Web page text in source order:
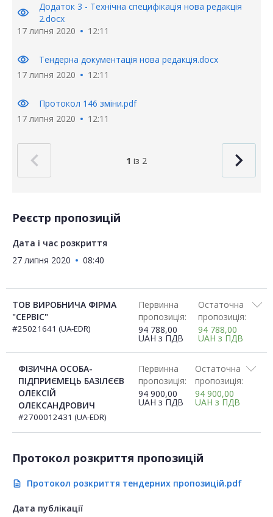
visibility
Додаток 3 - Технічна специфікація нова редакція
2.docx
17 липня 2020
12:11
visibility
Тендерна документація нова редакція.docx
17 липня 2020
12:11
visibility
Протокол 146 зміни.pdf
17 липня 2020
12:11
1 із 2
Реєстр пропозицій
Дата і час розкриття
27 липня 2020
08:40
ТОВ ВИРОБНИЧА ФІРМА
"СЕРВІС"
#25021641 (UA-EDR)
Первинна
пропозиція:
94 788,00
UAH з ПДВ
Остаточна
пропозиція:
94 788,00
UAH з ПДВ
ФІЗИЧНА ОСОБА-
ПІДПРИЄМЕЦЬ БАЗІЛЄЄВ
ОЛЕКСІЙ
ОЛЕКСАНДРОВИЧ
#2700012431 (UA-EDR)
Первинна
пропозиція:
94 900,00
UAH з ПДВ
Остаточна
пропозиція:
94 900,00
UAH з ПДВ
Протокол розкриття пропозицій
description Протокол розкриття тендерних пропозицій.pdf
Дата публікації